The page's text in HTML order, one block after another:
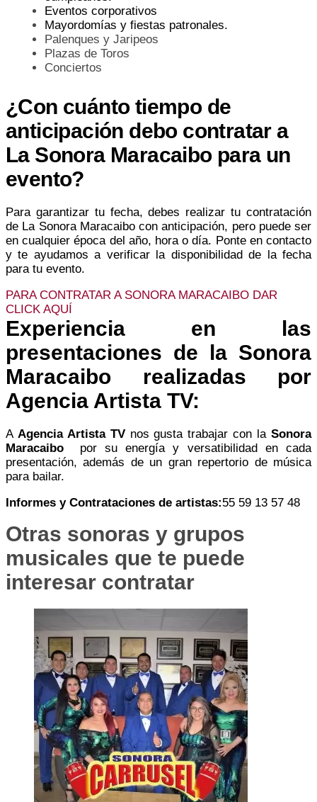
Eventos corporativos
Mayordomías y fiestas patronales.
Palenques y Jaripeos
Plazas de Toros
Conciertos
¿Con cuánto tiempo de
anticipación debo contratar a
La Sonora Maracaibo para un
evento?
Para garantizar tu fecha, debes realizar tu contratación
de La Sonora Maracaibo con anticipación, pero puede ser
en cualquier época del año, hora o día. Ponte en contacto
y te ayudamos a verificar la disponibilidad de la fecha
para tu evento.
PARA CONTRATAR A SONORA MARACAIBO DAR
CLICK AQUÍ
Experiencia en las
presentaciones de la Sonora
Maracaibo realizadas por
Agencia Artista TV:
A Agencia Artista TVnos gusta trabajar con laSonora
Maracaibo
por su energía y versatibilidad en cada
presentación, además de un gran repertorio de música
para bailar.
Informes y Contrataciones de artistas:55 59 13 57 48
Otras sonoras y grupos
musicales que te puede
interesar contratar